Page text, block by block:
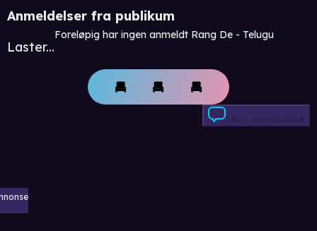
Anmeldelser fra publikum
Laster...
Foreløpig har ingen anmeldt Rang De - Telugu
Skriv anmeldelse